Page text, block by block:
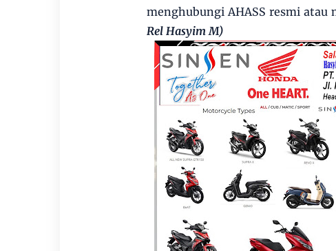
menghubungi AHASS resmi atau
Rel Hasyim M)